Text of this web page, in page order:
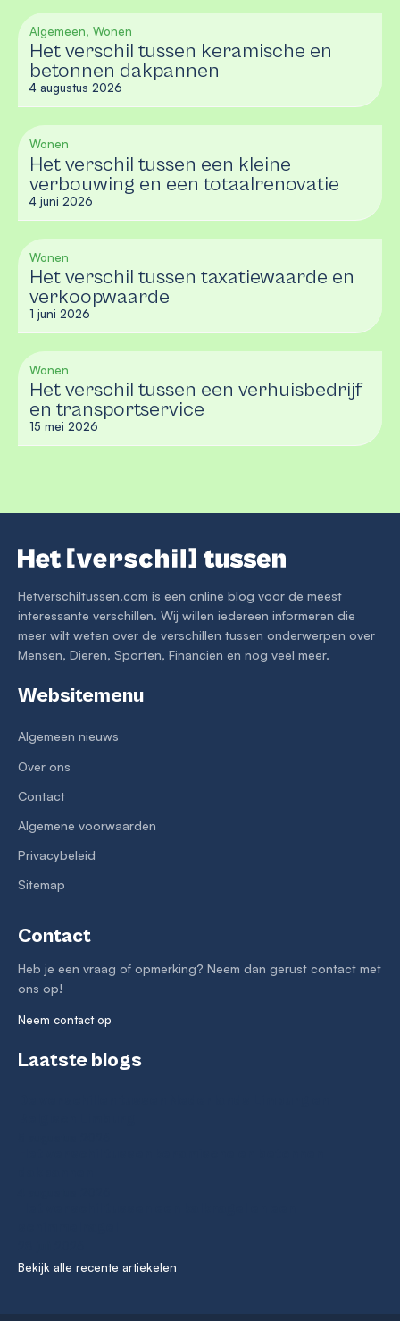
Algemeen, Wonen
Het verschil tussen keramische en
betonnen dakpannen
4 augustus 2026
Wonen
Het verschil tussen een kleine
verbouwing en een totaalrenovatie
4 juni 2026
Wonen
Het verschil tussen taxatiewaarde en
verkoopwaarde
1 juni 2026
Wonen
Het verschil tussen een verhuisbedrijf
en transportservice
15 mei 2026
Hetverschiltussen.com is een online blog voor de meest
interessante verschillen. Wij willen iedereen informeren die
meer wilt weten over de verschillen tussen onderwerpen over
Mensen, Dieren, Sporten, Financiën en nog veel meer.
Websitemenu
Algemeen nieuws
Over ons
Contact
Algemene voorwaarden
Privacybeleid
Sitemap
Contact
Heb je een vraag of opmerking? Neem dan gerust contact met
ons op!
Neem contact op
Laatste blogs
Bekijk alle recente artiekelen